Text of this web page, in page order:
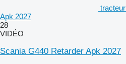
Apk 2027
28
VIDÉO
Scania G440 Retarder Apk 2027